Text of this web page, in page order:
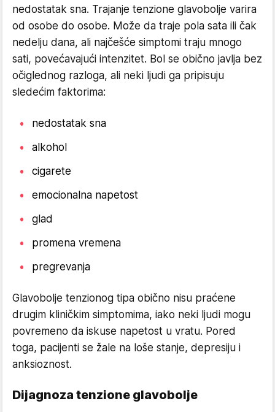
nedostatak sna. Trajanje tenzione glavobolje varira
od osobe do osobe. Može da traje pola sata ili čak
nedelju dana, ali najčešće simptomi traju mnogo
sati, povećavajući intenzitet. Bol se obično javlja bez
očiglednog razloga, ali neki ljudi ga pripisuju
sledećim faktorima:
nedostatak sna
alkohol
cigarete
emocionalna napetost
glad
promena vremena
pregrevanja
Glavobolje tenzionog tipa obično nisu praćene
drugim kliničkim simptomima, iako neki ljudi mogu
povremeno da iskuse napetost u vratu. Pored
toga, pacijenti se žale na loše stanje, depresiju i
anksioznost.
Dijagnoza tenzione glavobolje